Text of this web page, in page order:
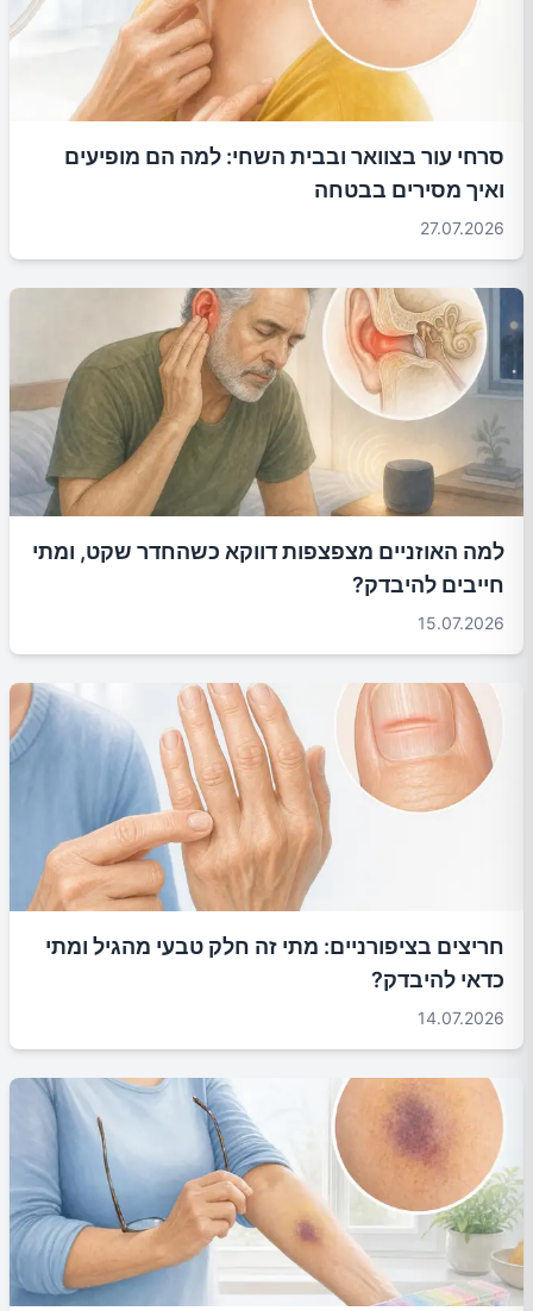
סרחי עור בצוואר ובבית השחי: למה הם מופיעים
ואיך מסירים בבטחה
27.07.2026
למה האוזניים מצפצפות דווקא כשהחדר שקט, ומתי
חייבים להיבדק?
15.07.2026
חריצים בציפורניים: מתי זה חלק טבעי מהגיל ומתי
כדאי להיבדק?
14.07.2026